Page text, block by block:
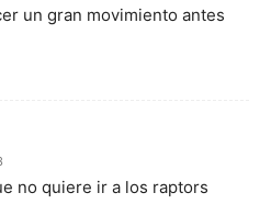
un gran movimiento antes
no quiere ir a los raptors